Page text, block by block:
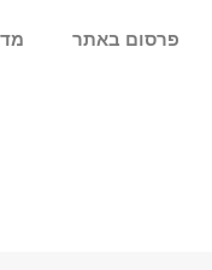
פרסום באתר